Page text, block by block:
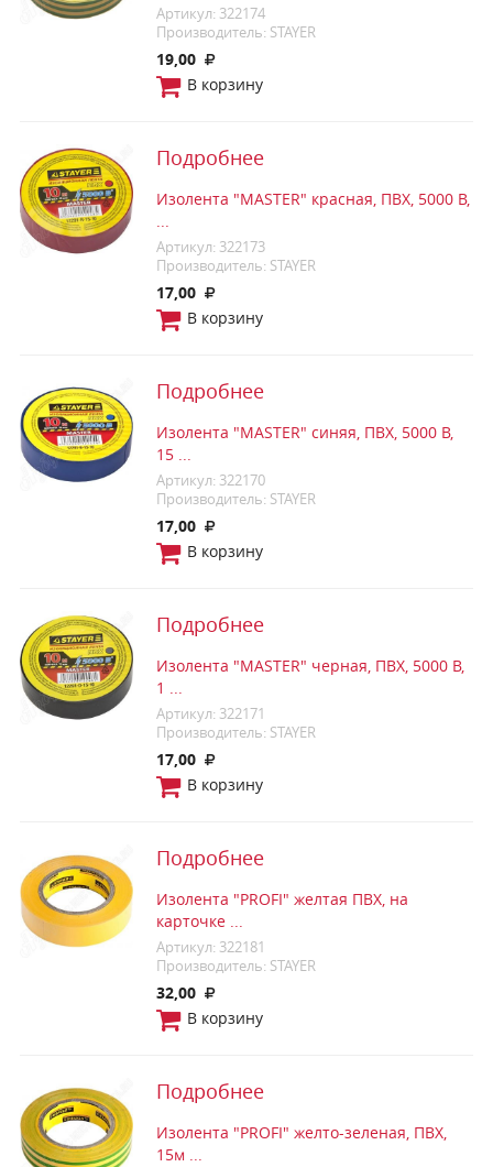
Артикул: 322174
Производитель: STAYER
19,00
В корзину
Подробнее
Изолента "MASTER" красная, ПВХ, 5000 В,
...
Артикул: 322173
Производитель: STAYER
17,00
В корзину
Подробнее
Изолента "MASTER" синяя, ПВХ, 5000 В,
15 ...
Артикул: 322170
Производитель: STAYER
17,00
В корзину
Подробнее
Изолента "MASTER" черная, ПВХ, 5000 В,
1 ...
Артикул: 322171
Производитель: STAYER
17,00
В корзину
Подробнее
Изолента "PROFI" желтая ПВХ, на
карточке ...
Артикул: 322181
Производитель: STAYER
32,00
В корзину
Подробнее
Изолента "PROFI" желто-зеленая, ПВХ,
15м ...